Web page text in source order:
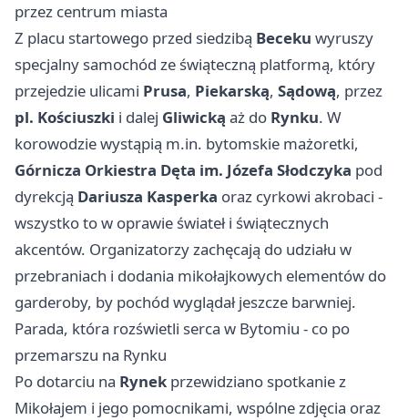
przez centrum miasta
Z placu startowego przed siedzibą Beceku wyruszy
specjalny samochód ze świąteczną platformą, który
przejedzie ulicami Prusa, Piekarską, Sądową, przez
pl. Kościuszki i dalej Gliwicką aż do Rynku. W
korowodzie wystąpią m.in. bytomskie mażoretki,
Górnicza Orkiestra Dęta im. Józefa Słodczyka pod
dyrekcją Dariusza Kasperka oraz cyrkowi akrobaci -
wszystko to w oprawie świateł i świątecznych
akcentów. Organizatorzy zachęcają do udziału w
przebraniach i dodania mikołajkowych elementów do
garderoby, by pochód wyglądał jeszcze barwniej.
Parada, która rozświetli serca w Bytomiu - co po
przemarszu na Rynku
Po dotarciu na Rynek przewidziano spotkanie z
Mikołajem i jego pomocnikami, wspólne zdjęcia oraz